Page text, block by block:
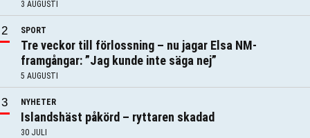
3 AUGUSTI
SPORT
Tre veckor till förlossning – nu jagar Elsa NM-
framgångar: ”Jag kunde inte säga nej”
5 AUGUSTI
NYHETER
Islandshäst påkörd – ryttaren skadad
30 JULI